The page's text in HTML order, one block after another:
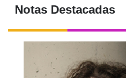
Notas Destacadas